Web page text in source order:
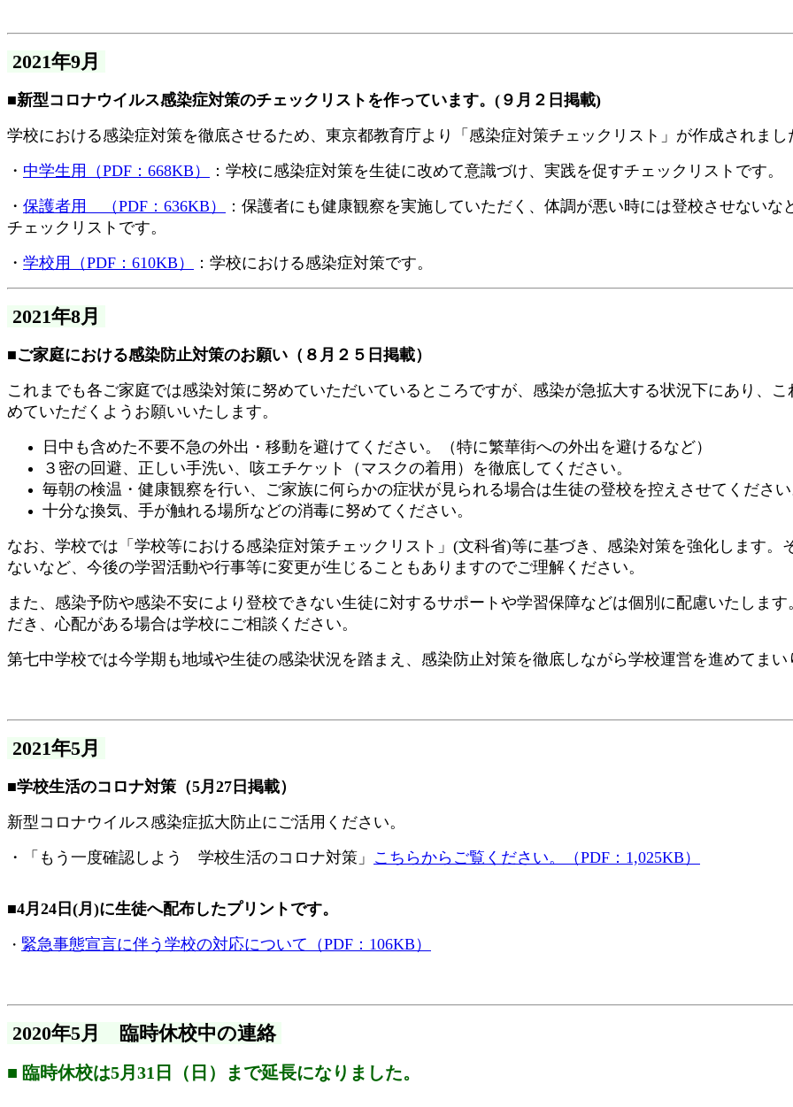
2021年9月
■新型コロナウイルス感染症対策のチェックリストを作っています。(９月２日掲載)
学校における感染症対策を徹底させるため、東京都教育庁より「感染症対策チェックリスト」が作成されまし
・ 中学生用（PDF：668KB）
：学校に感染症対策を生徒に改めて意識づけ、実践を促すチェックリストです。
・ 保護者用 （PDF：636KB）
：保護者にも健康観察を実施していただく、体調が悪い時には登校させない
チェックリストです。
・ 学校用（PDF：610KB） ：学校における感染症対策です。
2021年8月
■ご家庭における感染防止対策のお願い（８月２５日掲載）
これまでも各ご家庭では感染対策に努めていただいているところですが、感染が急拡大する状況下にあり、
めていただくようお願いいたします。
日中も含めた不要不急の外出・移動を避けてください。（特に繁華街への外出を避けるなど）
３密の回避、正しい手洗い、咳エチケット（マスクの着用）を徹底してください。
毎朝の検温・健康観察を行い、ご家族に何らかの症状が見られる場合は生徒の登校を控えさせてください
十分な換気、手が触れる場所などの消毒に努めてください。
なお、学校では「学校等における感染症対策チェックリスト」(文科省)等に基づき、感染対策を強化します
ないなど、今後の学習活動や行事等に変更が生じることもありますのでご理解ください。
また、感染予防や感染不安により登校できない生徒に対するサポートや学習保障などは個別に配慮いたしま
だき、心配がある場合は学校にご相談ください。
第七中学校では今学期も地域や生徒の感染状況を踏まえ、感染防止対策を徹底しながら学校運営を進めてまい
2021年5月
■学校生活のコロナ対策（5月27日掲載）
新型コロナウイルス感染症拡大防止にご活用ください。
・「もう一度確認しよう 学校生活のコロナ対策」 こちらからご覧ください。（PDF：1,025KB）
■4月24日(月)に生徒へ配布したプリントです。
・ 緊急事態宣言に伴う学校の対応について（PDF：106KB）
2020年5月 臨時休校中の連絡
■ 臨時休校は5月31日（日）まで延長になりました。